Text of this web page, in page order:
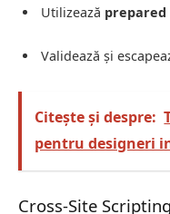
Utilizează
Validează și
Citește și despre:
pentru designeri
Cross-Site